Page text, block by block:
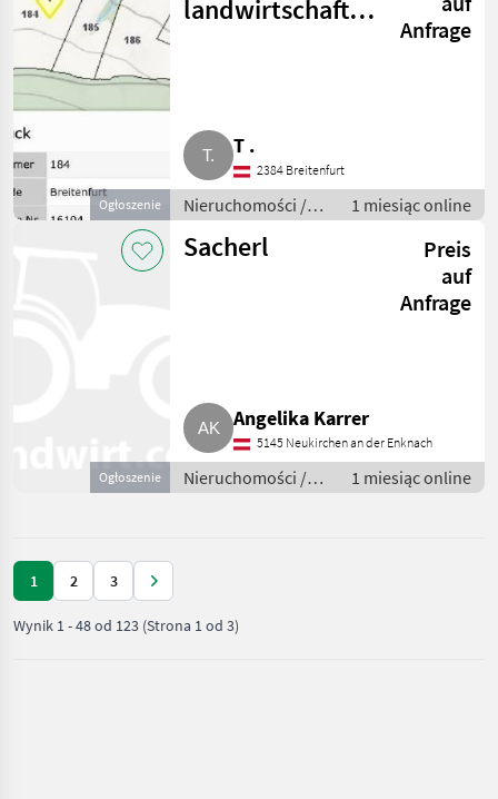
Ogłoszenie
landwirtschaftliche
Anfrage
T .
2384 Breitenfurt
Nieruchomości /
Działki
1 miesiąc online
Ogłoszenie
Sacherl
Preis
auf
Anfrage
Angelika Karrer
5145 Neukirchen an der Enknach
Nieruchomości /
Działki
1 miesiąc online
1 2 3
Wynik 1-48od 123 (Strona 1 od 3)